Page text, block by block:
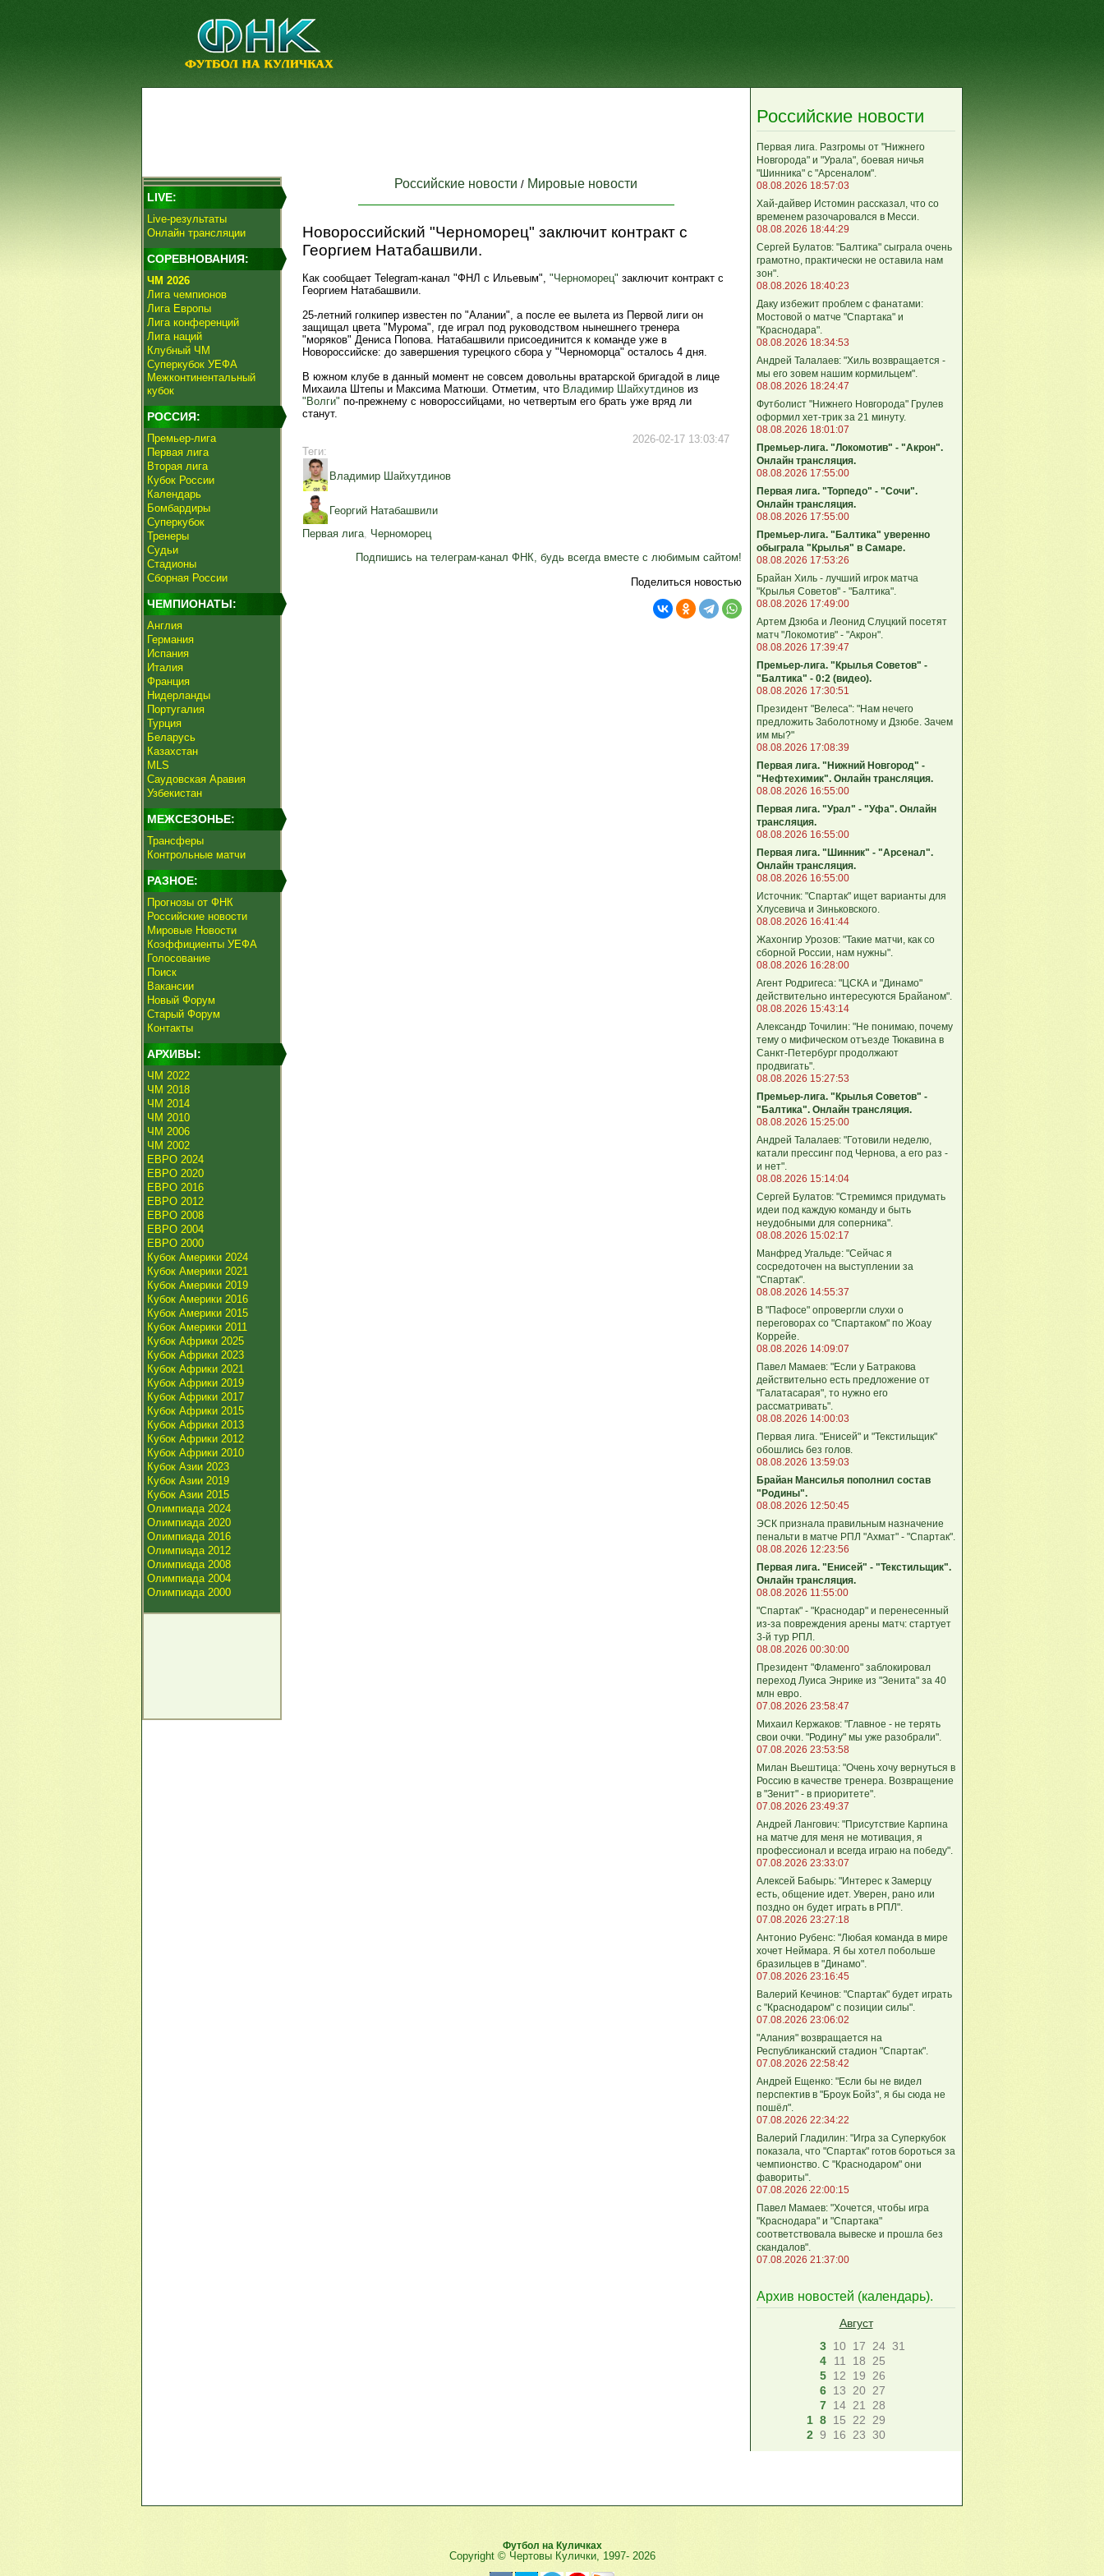
LIVE:
Live-результаты
Онлайн трансляции
СОРЕВНОВАНИЯ:
ЧМ 2026
Лига чемпионов
Лига Европы
Лига конференций
Лига наций
Клубный ЧМ
Суперкубок УЕФА
Межконтинентальный
кубок
РОССИЯ:
Премьер-лига
Первая лига
Вторая лига
Кубок России
Календарь
Бомбардиры
Суперкубок
Тренеры
Судьи
Стадионы
Сборная России
ЧЕМПИОНАТЫ:
Англия
Германия
Испания
Италия
Франция
Нидерланды
Португалия
Турция
Беларусь
Казахстан
MLS
Саудовская Аравия
Узбекистан
МЕЖСЕЗОНЬЕ:
Трансферы
Контрольные матчи
РАЗНОЕ:
Прогнозы от ФНК
Российские новости
Мировые Новости
Коэффициенты УЕФА
Голосование
Поиск
Вакансии
Новый Форум
Старый Форум
Контакты
АРХИВЫ:
ЧМ 2022
ЧМ 2018
ЧМ 2014
ЧМ 2010
ЧМ 2006
ЧМ 2002
ЕВРО 2024
ЕВРО 2020
ЕВРО 2016
ЕВРО 2012
ЕВРО 2008
ЕВРО 2004
ЕВРО 2000
Кубок Америки 2024
Кубок Америки 2021
Кубок Америки 2019
Кубок Америки 2016
Кубок Америки 2015
Кубок Америки 2011
Кубок Африки 2025
Кубок Африки 2023
Кубок Африки 2021
Кубок Африки 2019
Кубок Африки 2017
Кубок Африки 2015
Кубок Африки 2013
Кубок Африки 2012
Кубок Африки 2010
Кубок Азии 2023
Кубок Азии 2019
Кубок Азии 2015
Олимпиада 2024
Олимпиада 2020
Олимпиада 2016
Олимпиада 2012
Олимпиада 2008
Олимпиада 2004
Олимпиада 2000
Российские новости / Мировые новости
Новороссийский "Черноморец" заключит контракт с
Георгием Натабашвили.
Как сообщает Telegram-канал "ФНЛ с Ильевым", "Черноморец" заключит контракт с
Георгием Натабашвили.
25-летний голкипер известен по "Алании", а после ее вылета из Первой лиги он
защищал цвета "Мурома", где играл под руководством нынешнего тренера
"моряков" Дениса Попова. Натабашвили присоединится к команде уже в
Новороссийске: до завершения турецкого сбора у "Черноморца" осталось 4 дня.
В южном клубе в данный момент не совсем довольны вратарской бригадой в лице
Михаила Штепы и Максима Матюши. Отметим, что Владимир Шайхутдинов из
"Волги" по-прежнему с новороссийцами, но четвертым его брать уже вряд ли
станут.
2026-02-17 13:03:47
Теги:
Владимир Шайхутдинов
Георгий Натабашвили
Первая лига, Черноморец
Подпишись на телеграм-канал ФНК, будь всегда вместе с любимым сайтом!
Поделиться новостью
Российские новости
Первая лига. Разгромы от "Нижнего
Новгорода" и "Урала", боевая ничья
"Шинника" с "Арсеналом".
08.08.2026 18:57:03
Хай-дайвер Истомин рассказал, что со
временем разочаровался в Месси.
08.08.2026 18:44:29
Сергей Булатов: "Балтика" сыграла очень
грамотно, практически не оставила нам
зон".
08.08.2026 18:40:23
Даку избежит проблем с фанатами:
Мостовой о матче "Спартака" и
"Краснодара".
08.08.2026 18:34:53
Андрей Талалаев: "Хиль возвращается -
мы его зовем нашим кормильцем".
08.08.2026 18:24:47
Футболист "Нижнего Новгорода" Грулев
оформил хет-трик за 21 минуту.
08.08.2026 18:01:07
Премьер-лига. "Локомотив" - "Акрон".
Онлайн трансляция.
08.08.2026 17:55:00
Первая лига. "Торпедо" - "Сочи".
Онлайн трансляция.
08.08.2026 17:55:00
Премьер-лига. "Балтика" уверенно
обыграла "Крылья" в Самаре.
08.08.2026 17:53:26
Брайан Хиль - лучший игрок матча
"Крылья Советов" - "Балтика".
08.08.2026 17:49:00
Артем Дзюба и Леонид Слуцкий посетят
матч "Локомотив" - "Акрон".
08.08.2026 17:39:47
Премьер-лига. "Крылья Советов" -
"Балтика" - 0:2 (видео).
08.08.2026 17:30:51
Президент "Велеса": "Нам нечего
предложить Заболотному и Дзюбе. Зачем
им мы?"
08.08.2026 17:08:39
Первая лига. "Нижний Новгород" -
"Нефтехимик". Онлайн трансляция.
08.08.2026 16:55:00
Первая лига. "Урал" - "Уфа". Онлайн
трансляция.
08.08.2026 16:55:00
Первая лига. "Шинник" - "Арсенал".
Онлайн трансляция.
08.08.2026 16:55:00
Источник: "Спартак" ищет варианты для
Хлусевича и Зиньковского.
08.08.2026 16:41:44
Жахонгир Урозов: "Такие матчи, как со
сборной России, нам нужны".
08.08.2026 16:28:00
Агент Родригеса: "ЦСКА и "Динамо"
действительно интересуются Брайаном".
08.08.2026 15:43:14
Александр Точилин: "Не понимаю, почему
тему о мифическом отъезде Тюкавина в
Санкт-Петербург продолжают
продвигать".
08.08.2026 15:27:53
Премьер-лига. "Крылья Советов" -
"Балтика". Онлайн трансляция.
08.08.2026 15:25:00
Андрей Талалаев: "Готовили неделю,
катали прессинг под Чернова, а его раз -
и нет".
08.08.2026 15:14:04
Сергей Булатов: "Стремимся придумать
идеи под каждую команду и быть
неудобными для соперника".
08.08.2026 15:02:17
Манфред Угальде: "Сейчас я
сосредоточен на выступлении за
"Спартак".
08.08.2026 14:55:37
В "Пафосе" опровергли слухи о
переговорах со "Спартаком" по Жоау
Коррейе.
08.08.2026 14:09:07
Павел Мамаев: "Если у Батракова
действительно есть предложение от
"Галатасарая", то нужно его
рассматривать".
08.08.2026 14:00:03
Первая лига. "Енисей" и "Текстильщик"
обошлись без голов.
08.08.2026 13:59:03
Брайан Мансилья пополнил состав
"Родины".
08.08.2026 12:50:45
ЭСК признала правильным назначение
пенальти в матче РПЛ "Ахмат" - "Спартак".
08.08.2026 12:23:56
Первая лига. "Енисей" - "Текстильщик".
Онлайн трансляция.
08.08.2026 11:55:00
"Спартак" - "Краснодар" и перенесенный
из-за повреждения арены матч: стартует
3-й тур РПЛ.
08.08.2026 00:30:00
Президент "Фламенго" заблокировал
переход Луиса Энрике из "Зенита" за 40
млн евро.
07.08.2026 23:58:47
Михаил Кержаков: "Главное - не терять
свои очки. "Родину" мы уже разобрали".
07.08.2026 23:53:58
Милан Вьештица: "Очень хочу вернуться в
Россию в качестве тренера. Возвращение
в "Зенит" - в приоритете".
07.08.2026 23:49:37
Андрей Лангович: "Присутствие Карпина
на матче для меня не мотивация, я
профессионал и всегда играю на победу".
07.08.2026 23:33:07
Алексей Бабырь: "Интерес к Замерцу
есть, общение идет. Уверен, рано или
поздно он будет играть в РПЛ".
07.08.2026 23:27:18
Антонио Рубенс: "Любая команда в мире
хочет Неймара. Я бы хотел побольше
бразильцев в "Динамо".
07.08.2026 23:16:45
Валерий Кечинов: "Спартак" будет играть
с "Краснодаром" с позиции силы".
07.08.2026 23:06:02
"Алания" возвращается на
Республиканский стадион "Спартак".
07.08.2026 22:58:42
Андрей Ещенко: "Если бы не видел
перспектив в "Броук Бойз", я бы сюда не
пошёл".
07.08.2026 22:34:22
Валерий Гладилин: "Игра за Суперкубок
показала, что "Спартак" готов бороться за
чемпионство. С "Краснодаром" они
фавориты".
07.08.2026 22:00:15
Павел Мамаев: "Хочется, чтобы игра
"Краснодара" и "Спартака"
соответствовала вывеске и прошла без
скандалов".
07.08.2026 21:37:00
Архив новостей (календарь).
Август
3 10 17 24 31
4
11 18
25
5 12 19
26
6 13 20 27
7 14 21
28
1 8 15 22
29
2 9 16 23 30
Футбол на Куличках
Copyright © Чертовы Кулички, 1997- 2026